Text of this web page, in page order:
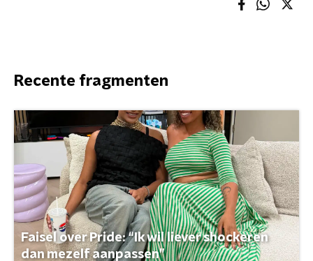
Recente fragmenten
Faisel over Pride: “Ik wil liever shockeren
dan mezelf aanpassen”